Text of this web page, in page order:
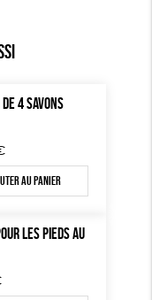
4 SAVONS
au panier
LES PIEDS AU